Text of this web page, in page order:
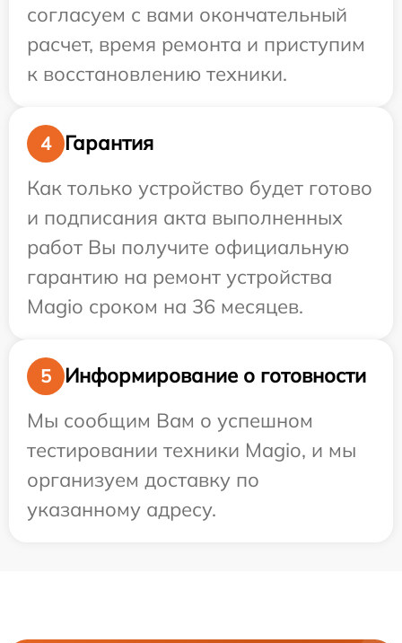
согласуем с вами окончательный
расчет, время ремонта и приступим
к восстановлению техники.
4
Гарантия
Как только устройство будет готово
и подписания акта выполненных
работ Вы получите официальную
гарантию на ремонт устройства
Magio сроком на 36 месяцев.
5
Информирование о готовности
Мы сообщим Вам о успешном
тестировании техники Magio, и мы
организуем доставку по
указанному адресу.